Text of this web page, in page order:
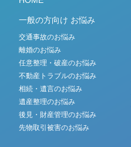
一般の方向け お悩み
交通事故のお悩み
離婚のお悩み
任意整理・破産のお悩み
不動産トラブルのお悩み
相続・遺言のお悩み
遺産整理のお悩み
後見・財産管理のお悩み
先物取引被害のお悩み